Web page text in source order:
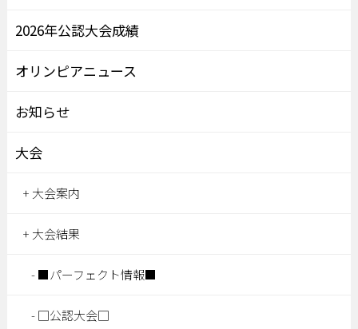
2026年公認大会成績
オリンピアニュース
お知らせ
大会
大会案内
大会結果
■パーフェクト情報■
□公認大会□